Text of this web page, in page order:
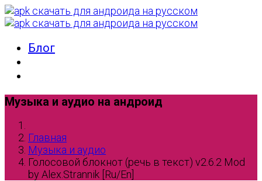
Блог
Музыка и аудио на андроид
Главная
Музыка и аудио
Голосовой блокнот (речь в текст) v2.6.2 Mod
by Alex.Strannik [Ru/En]